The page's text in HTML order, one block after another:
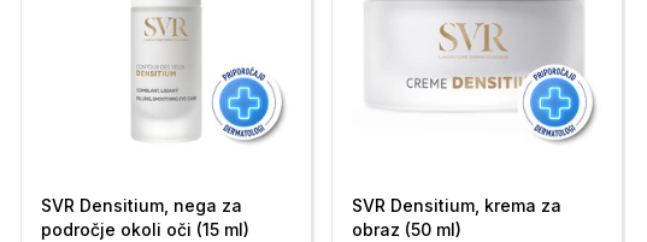
SVR Densitium, nega za
področje okoli oči (15 ml)
SVR Densitium, krema za
obraz (50 ml)